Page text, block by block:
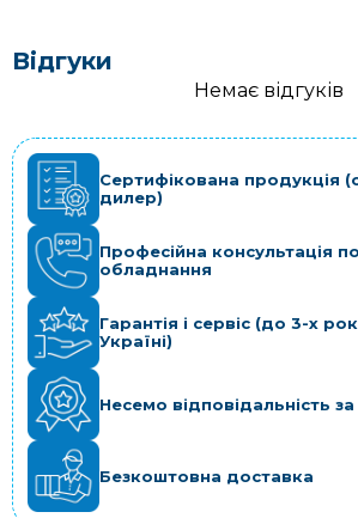
Відгуки
Немає відгуків
Сертифікована продукція
дилер)
Професійна консультація
обладнання
Гарантія і сервіс (до 3-х
Україні)
Несемо відповідальність
Безкоштовна доставка